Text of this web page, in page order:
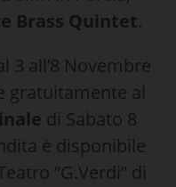
Brass Quintet.
3 all’8 Novembre
gratuitamente al
di Sabato 8
è disponibile
“G.Verdi” di